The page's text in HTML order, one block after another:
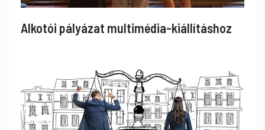
Alkotói pályázat multimédia-kiállításhoz